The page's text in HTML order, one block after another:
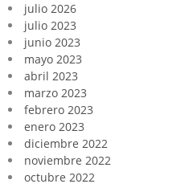
julio 2026
julio 2023
junio 2023
mayo 2023
abril 2023
marzo 2023
febrero 2023
enero 2023
diciembre 2022
noviembre 2022
octubre 2022